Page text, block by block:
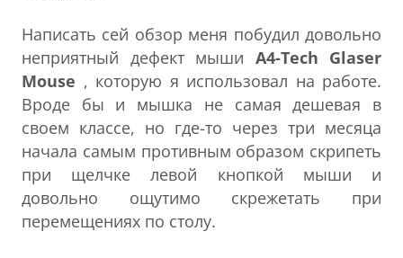
Написать сей обзор меня побудил довольно
неприятный дефект мыши A4-Tech Glaser
Mouse , которую я использовал на работе.
Вроде бы и мышка не самая дешевая в
своем классе, но где-то через три месяца
начала самым противным образом скрипеть
при щелчке левой кнопкой мыши и
довольно ощутимо скрежетать при
перемещениях по столу.